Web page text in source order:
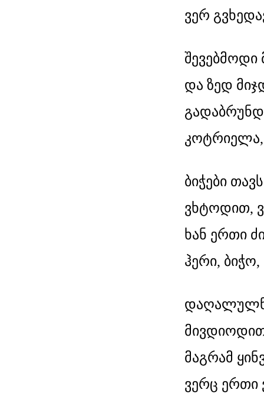
ვერ
შევებმოდი
და ზედ
ბიჭები
ვხტოდით,
ხან ერთი
ჰერი,
მაგრამ
ვერც ერთი